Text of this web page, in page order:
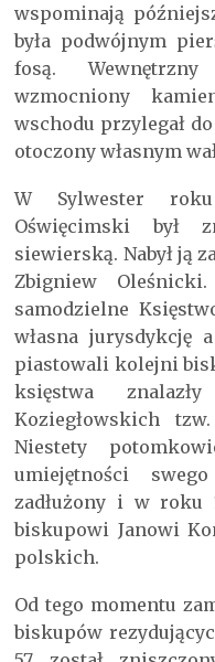
wspominają
była podwójnym
fosą.
wzmocniony
wschodu przylegał
otoczony własnym
W Sylwester roku
Oświęcimski był
siewierską. Nabył ją
Zbigniew
samodzielne
własna jurysdykcję
piastowali kolejni
księstwa
Koziegłowskich
Niestety
umiejętności
zadłużony i w roku
biskupowi Janowi
polskich.
Od tego momentu
biskupów